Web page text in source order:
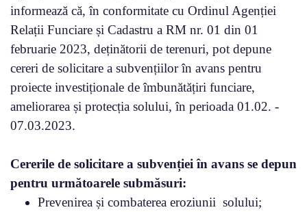
informează că, în conformitate cu Ordinul Agenției
Relații Funciare și Cadastru a RM nr. 01 din 01
februarie 2023, deținătorii de terenuri, pot depune
cereri de solicitare a subvențiilor în avans pentru
proiecte investiționale de îmbunătățiri funciare,
ameliorarea și protecția solului, în perioada 01.02. -
07.03.2023.
Cererile de solicitare a subvenției în avans se depun
pentru următoarele submăsuri:
Prevenirea și combaterea eroziunii solului;